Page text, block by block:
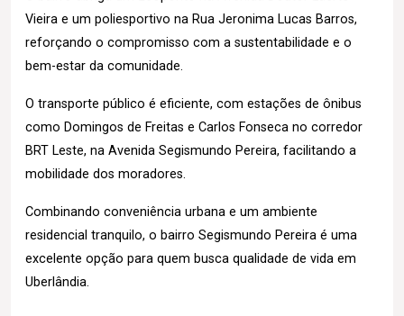
Vieira e um poliesportivo na Rua Jeronima Lucas Barros,
reforçando o compromisso com a sustentabilidade e o
bem-estar da comunidade.
O transporte público é eficiente, com estações de ônibus
como Domingos de Freitas e Carlos Fonseca no corredor
BRT Leste, na Avenida Segismundo Pereira, facilitando a
mobilidade dos moradores.
Combinando conveniência urbana e um ambiente
residencial tranquilo, o bairro Segismundo Pereira é uma
excelente opção para quem busca qualidade de vida em
Uberlândia.